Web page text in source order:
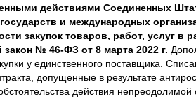
действиями Соединенных
и международных
закупок товаров, работ, услуг в
№ 46-ФЗ от 8 марта 2022 г.
у единственного поставщика.
допущенные в результате
действия